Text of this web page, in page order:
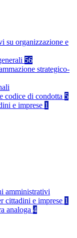
su organizzazione e
56
strategico-
codice di condotta 5
e imprese 1
amministrativi
cittadini e imprese 1
analoga 4